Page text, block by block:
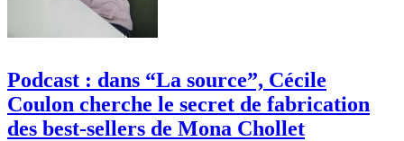
Podcast : dans “La source”, Cécile
Coulon cherche le secret de fabrication
des best-sellers de Mona Chollet